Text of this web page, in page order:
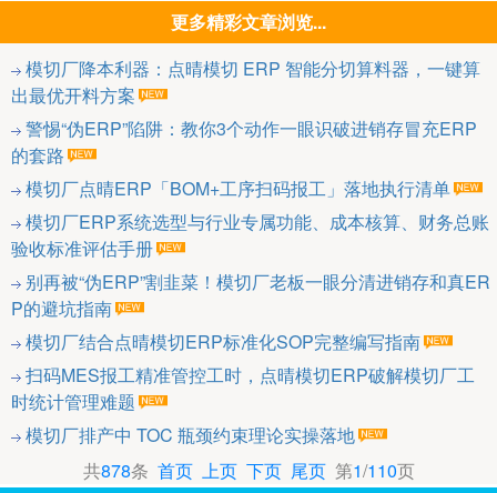
更多精彩文章浏览...
模切厂降本利器：点晴模切 ERP 智能分切算料器，一键算
出最优开料方案
警惕“伪ERP”陷阱：教你3个动作一眼识破进销存冒充ERP
的套路
模切厂点晴ERP「BOM+工序扫码报工」落地执行清单
模切厂ERP系统选型与行业专属功能、成本核算、财务总账
验收标准评估手册
别再被“伪ERP”割韭菜！模切厂老板一眼分清进销存和真ER
P的避坑指南
模切厂结合点晴模切ERP标准化SOP完整编写指南
扫码MES报工精准管控工时，点晴模切ERP破解模切厂工
时统计管理难题
模切厂排产中 TOC 瓶颈约束理论实操落地
共878条 首页 上页 下页 尾页第1/110页